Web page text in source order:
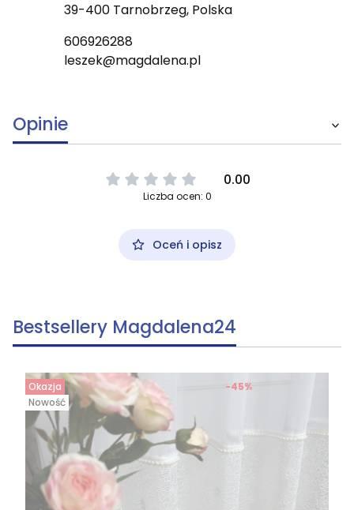
39-400 Tarnobrzeg, Polska
606926288
leszek@magdalena.pl
Opinie
0.00
Liczba ocen: 0
Oceń i opisz
Bestsellery Magdalena24
Okazja
Nowość
-45%